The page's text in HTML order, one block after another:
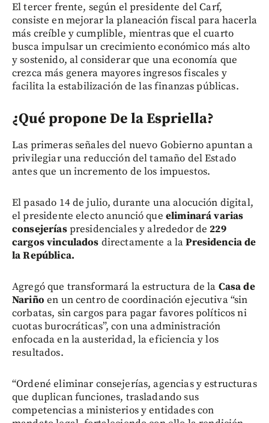
El tercer frente, según el presidente del Carf,
consiste en mejorar la planeación fiscal para hacerla
más creíble y cumplible, mientras que el cuarto
busca impulsar un crecimiento económico más alto
y sostenido, al considerar que una economía que
crezca más genera mayores ingresos fiscales y
facilita la estabilización de las finanzas públicas.
¿Qué propone De la Espriella?
Las primeras señales del nuevo Gobierno apuntan a
privilegiar una reducción del tamaño del Estado
antes que un incremento de los impuestos.
El pasado 14 de julio, durante una alocución digital,
el presidente electo anunció que eliminará varias
consejeríaspresidenciales y alrededor de 229
cargos vinculados directamente a laPresidencia de
la República.
Agregó que transformará la estructura de la Casa de
Nariño en un centro de coordinación ejecutiva “sin
corbatas, sin cargos para pagar favores políticos ni
cuotas burocráticas”, con una administración
enfocada en la austeridad, la eficiencia y los
resultados.
“Ordené eliminar consejerías, agencias y estructuras
que duplican funciones, trasladando sus
competencias a ministerios y entidades con